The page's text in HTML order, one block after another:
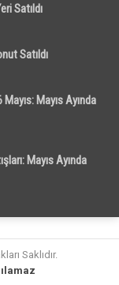
Satıldı
Satıldı
Mayıs Ayında
Mayıs Ayında
Saklıdır.